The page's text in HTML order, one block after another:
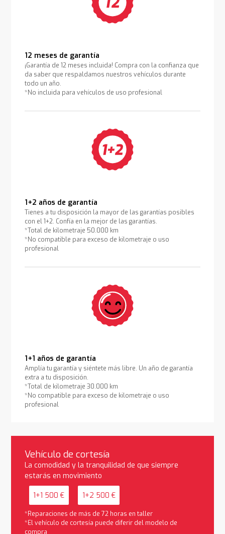
12 meses de garantía
¡Garantía de 12 meses incluida! Compra con la confianza que
da saber que respaldamos nuestros vehículos durante
todo un año.
*No incluida para vehículos de uso profesional
1+2 años de garantía
Tienes a tu disposición la mayor de las garantías posibles
con el 1+2. Confía en la mejor de las garantías.
*Total de kilometraje 50.000 km
*No compatible para exceso de kilometraje o uso
profesional
1+1 años de garantía
Amplía tu garantía y siéntete más libre. Un año de garantía
extra a tu disposición.
*Total de kilometraje 30.000 km
*No compatible para exceso de kilometraje o uso
profesional
Vehículo de cortesía
La comodidad y la tranquilidad de que siempre
estarás en movimiento
1+1 500 € 1+2 500 €
*Reparaciones de más de 72 horas en taller
*El vehículo de cortesía puede diferir del modelo de
compra